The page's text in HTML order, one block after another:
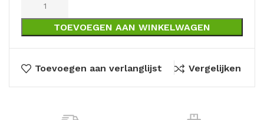
TOEVOEGEN AAN WINKELWAGEN
Toevoegen aan verlanglijst Vergelijken